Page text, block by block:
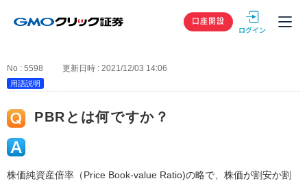
GMOクリック
口座開設
No : 5598 更新日時 : 2021/12/03 14:06
用語説明
PBRとは何ですか？
株価純資産倍率（Price Book-value Ratio)の略で、株価が割安か割